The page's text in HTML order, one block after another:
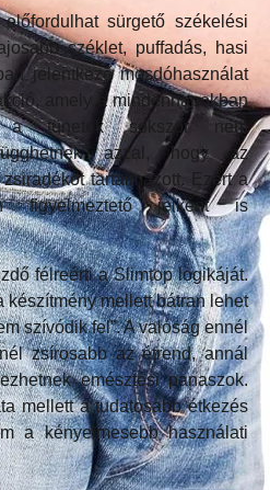
sürgető székelési
széklet, puffadás, hasi
jelentkező mosdóhasználat
amely a mindennapokban
tünetek sokszor nem
azzal, hogy az
tartalmazott. Ezért a
figyelmeztető jelként is
félreérti a Slimtop logikáját.
készítmény mellett bátran lehet
szívódik fel”. A valóság ennél
zsírosabb az étrend, annál
emésztési panaszok.
mellett a tudatosabb étkezés
a kényelmesebb használati